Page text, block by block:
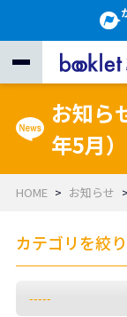
お知ら
年5月）
HOME お知らせ
カテゴリを絞